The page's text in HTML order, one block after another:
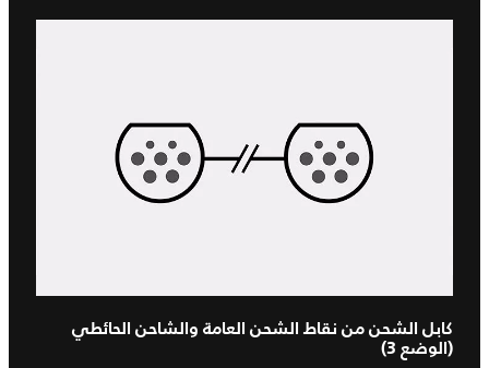
كابل الشحن من نقاط الشحن العامة والشاحن الحائطي
(الوضع 3)